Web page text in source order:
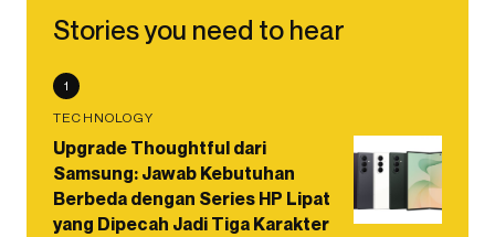
Stories you need to hear
1
TECHNOLOGY
Upgrade Thoughtful dari
Samsung: Jawab Kebutuhan
Berbeda dengan Series HP Lipat
yang Dipecah Jadi Tiga Karakter